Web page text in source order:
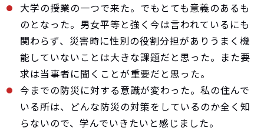
大学の授業の一つで来た。でもとても意義のあるも
のとなった。男女平等と強く今は言われているにも
関わらず、災害時に性別の役割分担がありうまく機
能していないことは大きな課題だと思った。また要
求は当事者に聞くことが重要だと思った。
今までの防災に対する意識が変わった。私の住んで
いる所は、どんな防災の対策をしているのか全く知
らないので、学んでいきたいと感じました。